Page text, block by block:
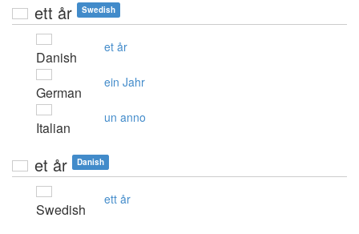
ett år Swedish
Danish
et år
German
ein Jahr
Italian
un anno
et år Danish
Swedish
ett år